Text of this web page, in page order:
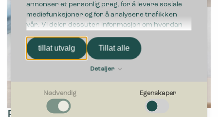
annonser et personlig preg, for å levere sosiale
mediefunksjoner og for å analysere trafikken
vår. Vi deler dessuten informasjon om hvordan
du bruker nettstedet vårt, med partnerne våre
innen sosiale medier, annonsering og
analysearbeid, som kan kombinere den med
annen informasjon du har gjort tilgjengelig for
tillat utvalg Tillat alle
Detaljer
Nødvendig
Nødvendig Egenskaper